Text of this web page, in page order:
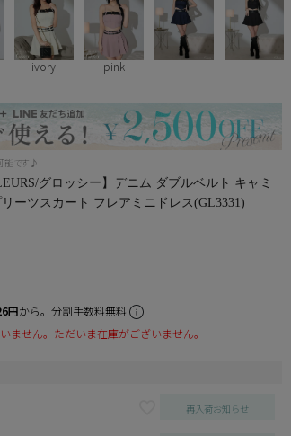
ivory pink
能です♪
グロッシー】デニム ダブルベルト キャミ
ーツスカート フレアミニドレス(GL3331)
円から。分割手数料無料
ません。ただいま在庫がございません。
再入荷お知らせ